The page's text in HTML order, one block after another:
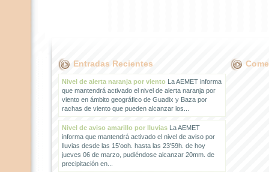
Entradas Recientes
Nivel de alerta naranja por vientoLa AEMET informa
que mantendrá activado el nivel de alerta naranja por
viento en ámbito geográfico de Guadix y Baza por
rachas de viento que pueden alcanzar los...
Nivel de aviso amarillo por lluviasLa AEMET
informa que mantendrá activado el nivel de aviso por
lluvias desde las 15'ooh. hasta las 23'59h. de hoy
jueves 06 de marzo, pudiéndose alcanzar 20mm. de
precipitación en...